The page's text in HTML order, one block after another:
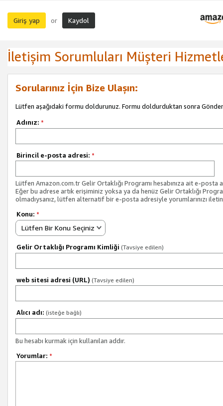
Giriş yap or Kaydol
İletişim Sorumluları Müşteri
Sorularınız İçin Bize Ulaşın:
Lütfen aşağıdaki formu doldurunuz. Formu doldurduktan sonra Gönder
Adınız: *
Birincil e-posta adresi: *
Lütfen Amazon.com.tr Gelir Ortaklığı Programı hesabınıza ait e-posta
Eğer bu adrese artık erişiminiz yoksa ya da henüz Gelir Ortaklığı
olmadıysanız, lütfen alternatif bir e-posta adresiyle yorumlarınızı
Konu: *
Lütfen Bir Konu Seçiniz
Gelir Ortaklığı Programı Kimliği (Tavsiye edilen)
web sitesi adresi (URL) (Tavsiye edilen)
Alıcı adı: (isteğe bağlı)
Bu hesabı kurmak için kullanılan addır.
Yorumlar: *